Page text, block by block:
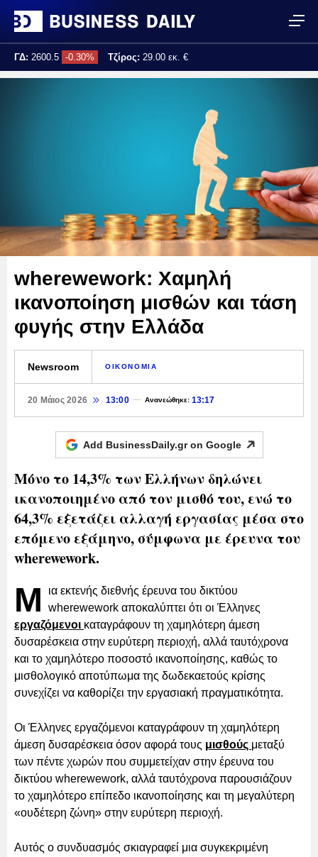
ΓΔ: 2600.5 -0.30% Τζίρος: 29.00 εκ. €
wherewework: Χαμηλή
ικανοποίηση μισθών και τάση
φυγής στην Ελλάδα
Newsroom ΟΙΚΟΝΟΜΙΑ
20 Μάιος 2026 13:00 Ανανεώθηκε:13:17
Add BusinessDaily.gr on Google
Μόνο το 14,3% των Ελλήνων δηλώνει
ικανοποιημένο από τον μισθό του, ενώ το
64,3% εξετάζει αλλαγή εργασίας μέσα στο
επόμενο εξάμηνο, σύμφωνα με έρευνα του
wherewework.
Μ
ια εκτενής διεθνής έρευνα του δικτύου
wherewework αποκαλύπτει ότι οι Έλληνες
εργαζόμενοι καταγράφουν τη χαμηλότερη άμεση
δυσαρέσκεια στην ευρύτερη περιοχή, αλλά ταυτόχρονα
και το χαμηλότερο ποσοστό ικανοποίησης, καθώς το
μισθολογικό αποτύπωμα της δωδεκαετούς κρίσης
συνεχίζει να καθορίζει την εργασιακή πραγματικότητα.
Οι Έλληνες εργαζόμενοι καταγράφουν τη χαμηλότερη
άμεση δυσαρέσκεια όσον αφορά τους μισθούς μεταξύ
των πέντε χωρών που συμμετείχαν στην έρευνα του
δικτύου wherewework, αλλά ταυτόχρονα παρουσιάζουν
το χαμηλότερο επίπεδο ικανοποίησης και τη μεγαλύτερη
«ουδέτερη ζώνη» στην ευρύτερη περιοχή.
Αυτός ο συνδυασμός σκιαγραφεί μια συγκεκριμένη